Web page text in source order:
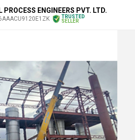
PROCESS ENGINEERS PVT. LTD.
TRUSTED
SELLER